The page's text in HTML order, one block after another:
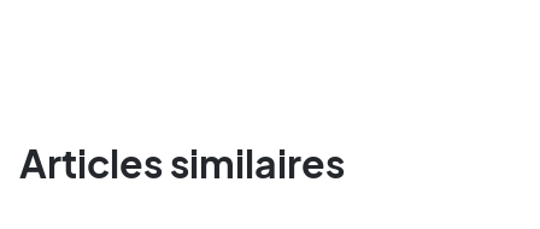
Articles similaires